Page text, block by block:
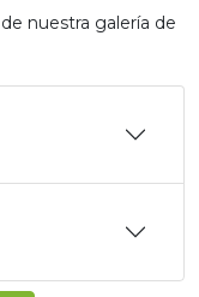
nuestra galería de